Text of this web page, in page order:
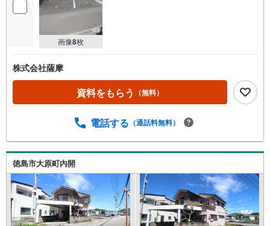
画像8枚
株式会社薩摩
資料をもらう （無料）
電話する （通話料無料）
徳島市大原町内開